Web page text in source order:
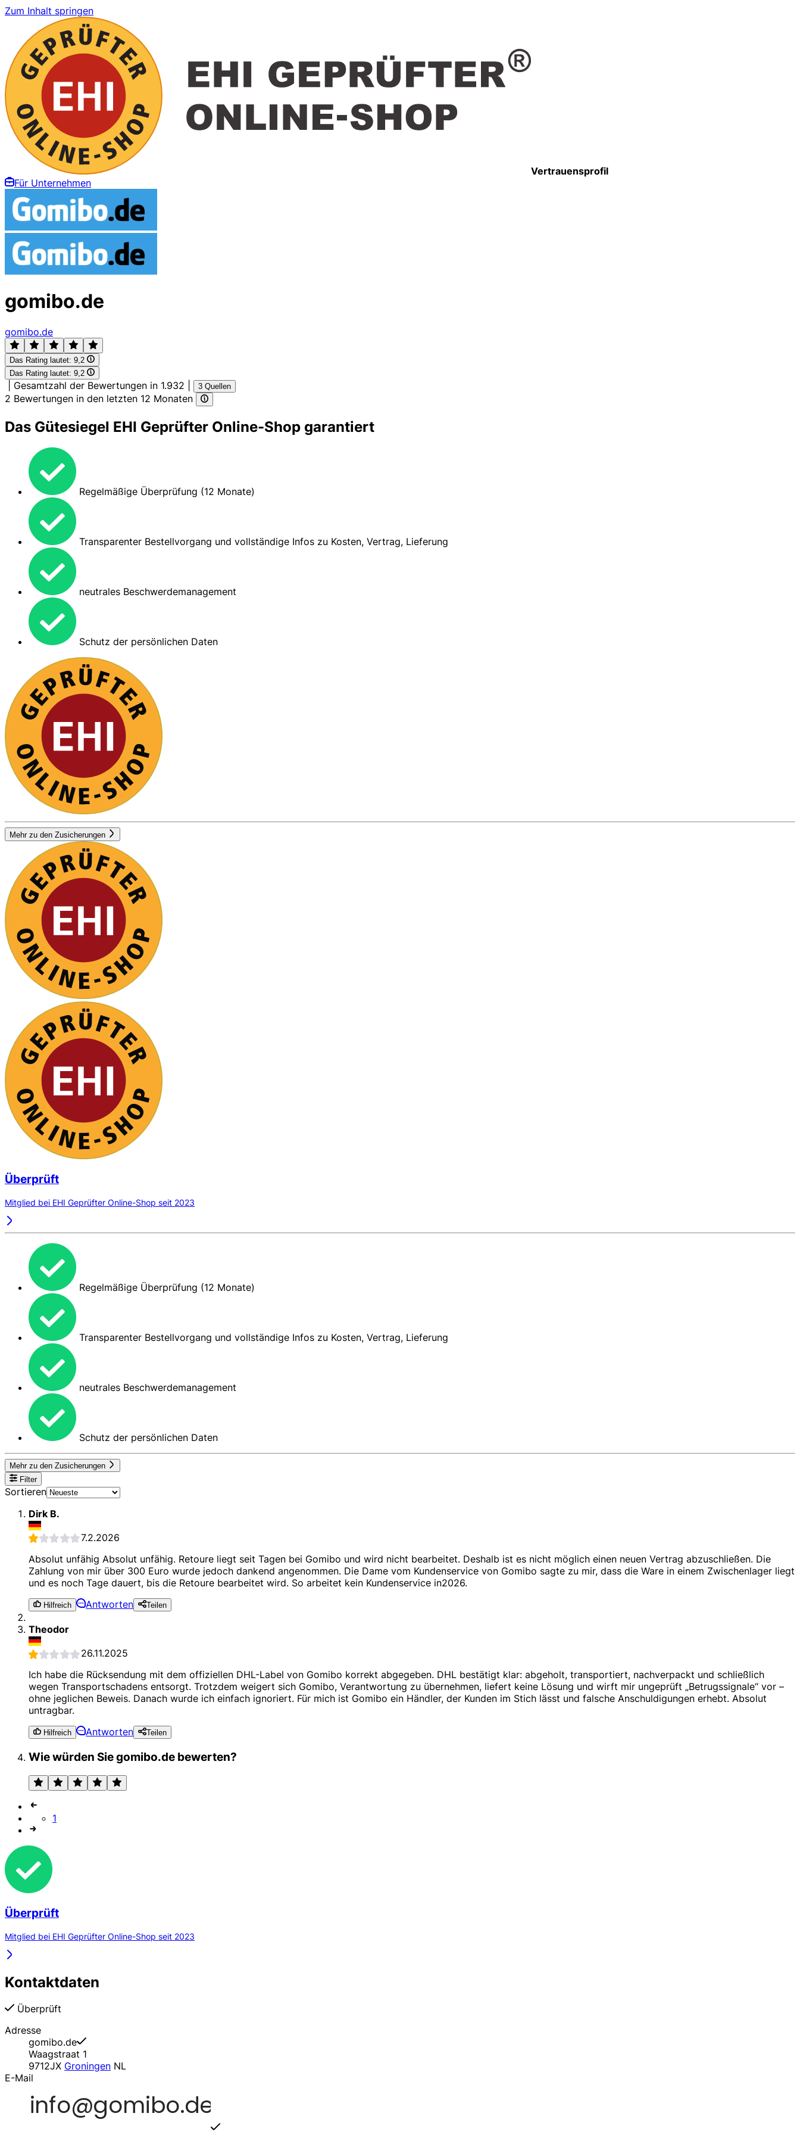
Zum Inhalt springen
Vertrauensprofil
Für Unternehmen
gomibo.de
gomibo.de
Das Rating lautet: 9,2
Das Rating lautet: 9,2
Gesamtzahl der Bewertungen in 1.932 3 Quellen
2 Bewertungen in den letzten 12 Monaten
Das Gütesiegel EHI Geprüfter Online-Shop garantiert
Regelmäßige Überprüfung (12 Monate)
Transparenter Bestellvorgang und vollständige Infos zu Kosten, Vertrag, Lieferung
neutrales Beschwerdemanagement
Schutz der persönlichen Daten
Mehr zu den Zusicherungen
Überprüft
Mitglied bei EHI Geprüfter Online-Shop seit 2023
Regelmäßige Überprüfung (12 Monate)
Transparenter Bestellvorgang und vollständige Infos zu Kosten, Vertrag, Lieferung
neutrales Beschwerdemanagement
Schutz der persönlichen Daten
Mehr zu den Zusicherungen
Filter
Sortieren
Dirk B.
7.2.2026
Absolut unfähig Absolut unfähig. Retoure liegt seit Tagen bei Gomibo und wird nicht bearbeitet. Deshalb ist es nicht möglich einen neuen Vertrag abzuschließen. Die
Zahlung von mir über 300 Euro wurde jedoch dankend angenommen. Die Dame vom Kundenservice von Gomibo sagte zu mir, dass die Ware in einem Zwischenlager liegt
und es noch Tage dauert, bis die Retoure bearbeitet wird. So arbeitet kein Kundenservice in2026.
Hilfreich Antworten Teilen
Theodor
26.11.2025
Ich habe die Rücksendung mit dem offiziellen DHL-Label von Gomibo korrekt abgegeben. DHL bestätigt klar: abgeholt, transportiert, nachverpackt und schließlich
wegen Transportschadens entsorgt. Trotzdem weigert sich Gomibo, Verantwortung zu übernehmen, liefert keine Lösung und wirft mir ungeprüft „Betrugssignale“ vor –
ohne jeglichen Beweis. Danach wurde ich einfach ignoriert. Für mich ist Gomibo ein Händler, der Kunden im Stich lässt und falsche Anschuldigungen erhebt. Absolut
untragbar.
Hilfreich Antworten Teilen
Wie würden Sie gomibo.de bewerten?
1
Überprüft
Mitglied bei EHI Geprüfter Online-Shop seit 2023
Kontaktdaten
Überprüft
Adresse
gomibo.de
Waagstraat 1
9712JX Groningen NL
E-Mail